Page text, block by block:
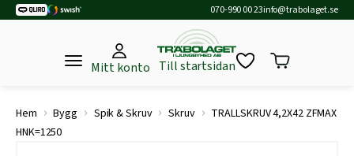
070-990 00 23info@trabolaget.se
Mitt konto Till startsidan
Hem › Bygg › Spik & Skruv › Skruv › TRALLSKRUV 4,2X42 ZFMAX
HNK=1250